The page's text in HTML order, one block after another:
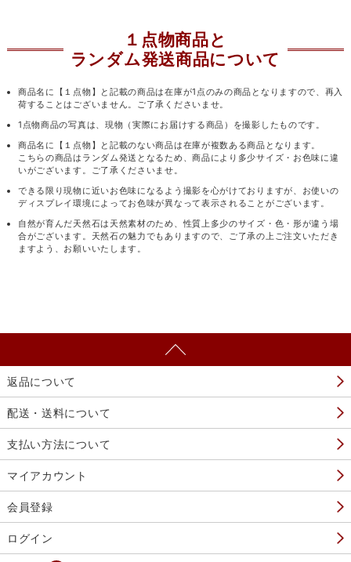
１点物商品と
ランダム発送商品について
商品名に【１点物】と記載の商品は在庫が1点のみの商品となりますので、再入
荷することはございません。ご了承くださいませ。
1点物商品の写真は、現物（実際にお届けする商品）を撮影したものです。
商品名に【１点物】と記載のない商品は在庫が複数ある商品となります。
こちらの商品はランダム発送となるため、商品により多少サイズ・お色味に違
いがございます。ご了承くださいませ。
できる限り現物に近いお色味になるよう撮影を心がけておりますが、お使いの
ディスプレイ環境によってお色味が異なって表示されることがございます。
自然が育んだ天然石は天然素材のため、性質上多少のサイズ・色・形が違う場
合がございます。天然石の魅力でもありますので、ご了承の上ご注文いただき
ますよう、お願いいたします。
返品について
配送・送料について
支払い方法について
マイアカウント
会員登録
ログイン